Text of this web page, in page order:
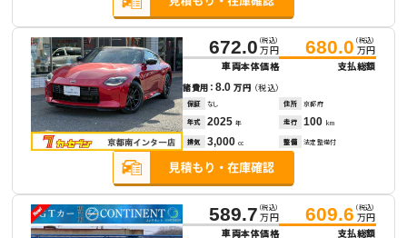
672.0 （税込）
万円
車両本体価格
680.0 （税込）
万円
支払総額
諸費用：8.0万円 （税込）
保証 なし 住所 京都府
年式 2025 年 走行 100 km
排気 3,000 cc 整備 法定整備付
589.7 （税込）
万円
車両本体価格
609.6 （税込）
万円
支払総額